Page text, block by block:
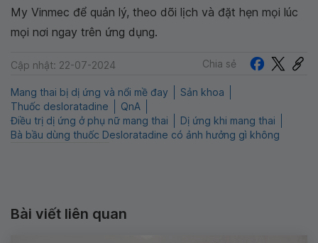
My Vinmec để quản lý, theo dõi lịch và đặt hẹn mọi lúc
mọi nơi ngay trên ứng dụng.
Cập nhật: 22-07-2024 Chia sẻ
Mang thai bị dị ứng và nổi mề đay
Sản khoa
Thuốc desloratadine
QnA
Điều trị dị ứng ở phụ nữ mang thai
Dị ứng khi mang thai
Bà bầu dùng thuốc Desloratadine có ảnh hưởng gì không
Bài viết liên quan